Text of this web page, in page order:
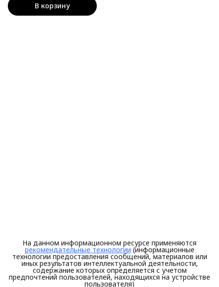
В корзину
На данном информационном ресурсе применяются
рекомендательные технологии (информационные
технологии предоставления сообщений, материалов или
иных результатов интеллектуальной деятельности,
содержание которых определяется с учетом
предпочтений пользователей, находящихся на устройстве
пользователя)